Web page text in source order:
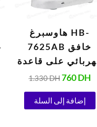
هاوسبرغ HB-
7625AB خافق
كهربائي على قاعدة
700 واط
1.330DH760DH
إضافة إلى السلة